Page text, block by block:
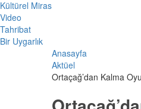
Kültürel Miras
Video
Tahribat
Bir Uygarlık
Anasayfa
Aktüel
Ortaçağ’dan Kalma